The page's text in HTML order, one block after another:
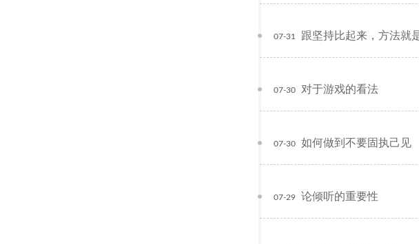
跟坚持比起来，方法就
07-31
对于游戏的看法
07-30
如何做到不要固执己见
07-30
论倾听的重要性
07-29